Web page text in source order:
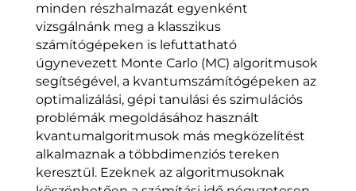
minden részhalmazát egyenként
vizsgálnánk meg a klasszikus
számítógépeken is lefuttatható
úgynevezett Monte Carlo (MC) algoritmusok
segítségével, a kvantumszámítógépeken az
optimalizálási, gépi tanulási és szimulációs
problémák megoldásához használt
kvantumalgoritmusok más megközelítést
alkalmaznak a többdimenziós tereken
keresztül. Ezeknek az algoritmusoknak